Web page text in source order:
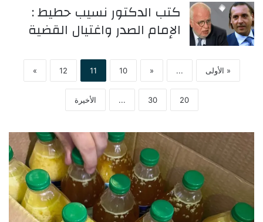
كتب الدكتور نسيب حطيط :
الإمام الصدر واغتيال القضية
« الأولى ...
«
10
11
12
»
20
30
... الأخيرة